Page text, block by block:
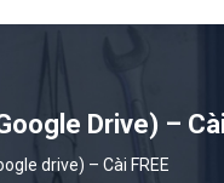
Drive) – Cài
drive) – Cài FREE